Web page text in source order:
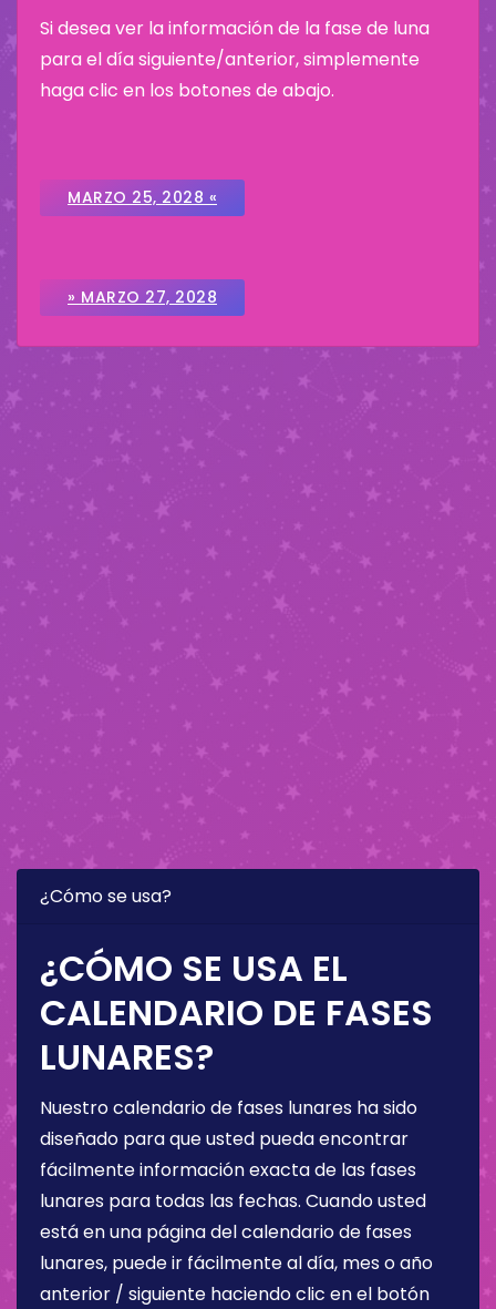
Si desea ver la información de la fase de luna
para el día siguiente/anterior, simplemente
haga clic en los botones de abajo.
MARZO 25, 2028 «
» MARZO 27, 2028
¿Cómo se usa?
¿CÓMO SE USA EL
CALENDARIO DE FASES
LUNARES?
Nuestro calendario de fases lunares ha sido
diseñado para que usted pueda encontrar
fácilmente información exacta de las fases
lunares para todas las fechas. Cuando usted
está en una página del calendario de fases
lunares, puede ir fácilmente al día, mes o año
anterior / siguiente haciendo clic en el botón